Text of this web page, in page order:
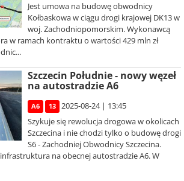
Jest umowa na budowę obwodnicy
Kołbaskowa w ciągu drogi krajowej DK13 w
woj. Zachodniopomorskim. Wykonawcą
w ramach kontraktu o wartości 429 mln zł
Szczecin Południe - nowy węzeł
na autostradzie A6
A6 13
2025-08-24 | 13:45
Szykuje się rewolucja drogowa w okolicach
Szczecina i nie chodzi tylko o budowę drogi
S6 - Zachodniej Obwodnicy Szczecina.
na obecnej autostradzie A6. W